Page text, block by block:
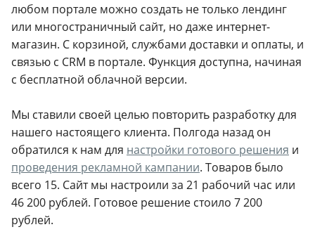
любом портале можно создать не только лендинг
или многостраничный сайт, но даже интернет-
магазин. С корзиной, службами доставки и оплаты, и
связью с CRM в портале. Функция доступна, начиная
с бесплатной облачной версии.
Мы ставили своей целью повторить разработку для
нашего настоящего клиента. Полгода назад он
обратился к нам для настройки готового решения и
проведения рекламной кампании. Товаров было
всего 15. Сайт мы настроили за 21 рабочий час или
46 200 рублей. Готовое решение стоило 7 200
рублей.